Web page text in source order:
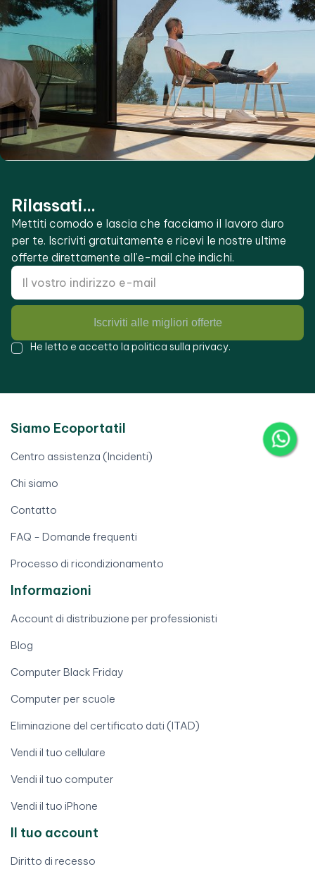
Rilassati...
Mettiti comodo e lascia che facciamo il lavoro duro
per te. Iscriviti gratuitamente e ricevi le nostre ultime
offerte direttamente all’e-mail che indichi.
Iscriviti alle migliori offerte
He letto e accetto la politica sulla privacy.
Siamo Ecoportatil
Centro assistenza (Incidenti)
Chi siamo
Contatto
FAQ - Domande frequenti
Processo di ricondizionamento
Informazioni
Account di distribuzione per professionisti
Blog
Computer Black Friday
Computer per scuole
Eliminazione del certificato dati (ITAD)
Vendi il tuo cellulare
Vendi il tuo computer
Vendi il tuo iPhone
Il tuo account
Diritto di recesso